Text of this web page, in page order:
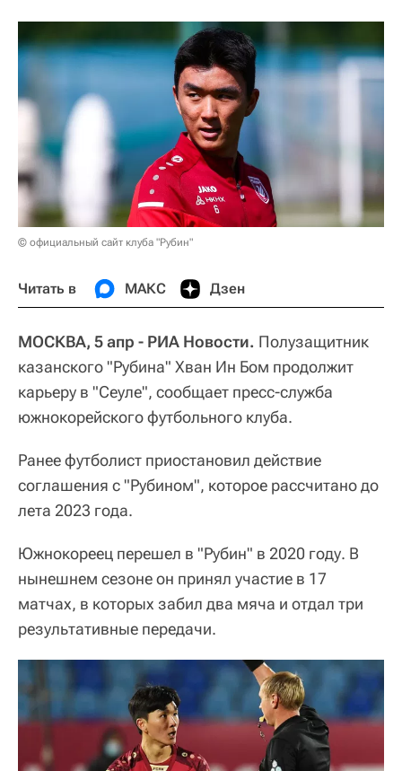
© официальный сайт клуба "Рубин"
Читать в МАКС Дзен
МОСКВА, 5 апр - РИА Новости. Полузащитник
казанского "Рубина" Хван Ин Бом продолжит
карьеру в "Сеуле", сообщает пресс-служба
южнокорейского футбольного клуба.
Ранее футболист приостановил действие
соглашения с "Рубином", которое рассчитано до
лета 2023 года.
Южнокореец перешел в "Рубин" в 2020 году. В
нынешнем сезоне он принял участие в 17
матчах, в которых забил два мяча и отдал три
результативные передачи.